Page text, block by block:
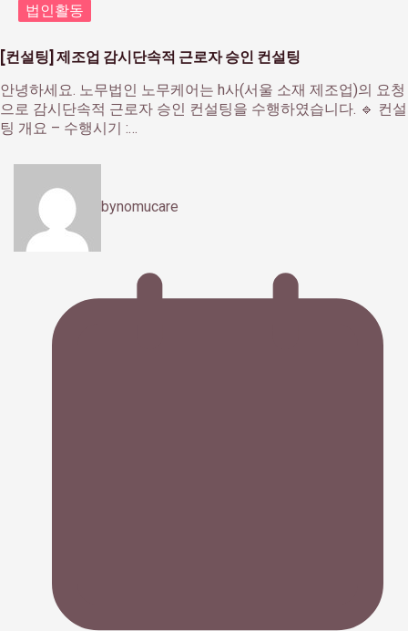
법인활동
[컨설팅] 제조업 감시단속적 근로자 승인 컨설팅
안녕하세요. 노무법인 노무케어는 h사(서울 소재 제조업)의 요청
으로 감시단속적 근로자 승인 컨설팅을 수행하였습니다. 🔹 컨설
팅 개요 – 수행시기 :…
bynomucare